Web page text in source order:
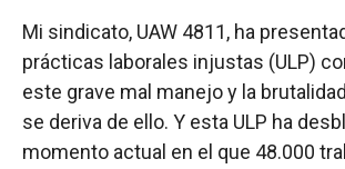
Mi sindicato, UAW 4811, ha
prácticas laborales injustas (ULP)
este grave mal manejo y la
se deriva de ello. Y esta ULP ha
momento actual en el que 48.000